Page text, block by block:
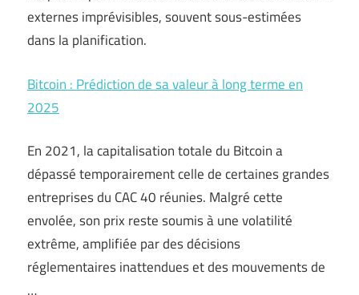
externes imprévisibles, souvent sous-estimées
dans la planification.
Bitcoin : Prédiction de sa valeur à long terme en
2025
En 2021, la capitalisation totale du Bitcoin a
dépassé temporairement celle de certaines grandes
entreprises du CAC 40 réunies. Malgré cette
envolée, son prix reste soumis à une volatilité
extrême, amplifiée par des décisions
réglementaires inattendues et des mouvements de
…